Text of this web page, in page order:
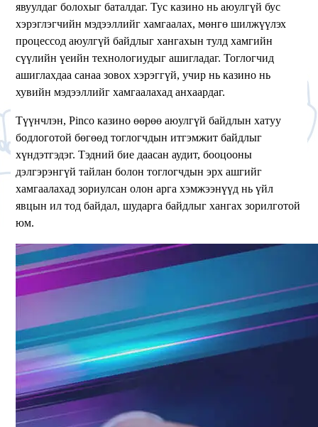
явуулдаг болохыг баталдаг. Тус казино нь аюулгүй бус
хэрэглэгчийн мэдээллийг хамгаалах, мөнгө шилжүүлэх
процессод аюулгүй байдлыг хангахын тулд хамгийн
сүүлийн үеийн технологиудыг ашигладаг. Тоглогчид
ашиглахдаа санаа зовох хэрэггүй, учир нь казино нь
хувийн мэдээллийг хамгаалахад анхаардаг.
Түүнчлэн, Pinco казино өөрөө аюулгүй байдлын хатуу
бодлоготой бөгөөд тоглогчдын итгэмжит байдлыг
хүндэтгэдэг. Тэдний бие даасан аудит, бооцооны
дэлгэрэнгүй тайлан болон тоглогчдын эрх ашгийг
хамгаалахад зориулсан олон арга хэмжээнүүд нь үйл
явцын ил тод байдал, шударга байдлыг хангах зорилготой
юм.